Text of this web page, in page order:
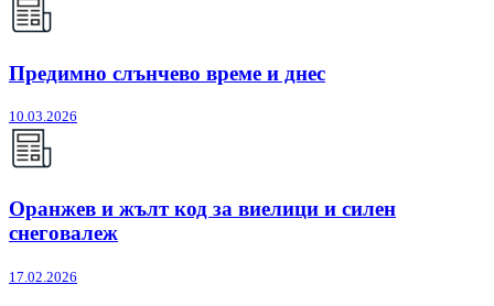
Предимно слънчево време и днес
10.03.2026
Оранжев и жълт код за виелици и силен
снеговалеж
17.02.2026